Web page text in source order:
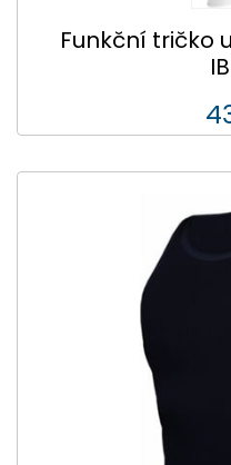
Funkční tričko